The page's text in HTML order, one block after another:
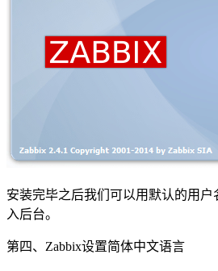
安装完毕之后我们可以用默认的用户
入后台。
第四、Zabbix设置简体中文语言